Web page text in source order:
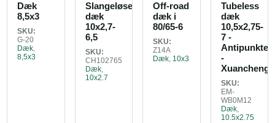
Dæk
8,5x3
SKU:
G-20
Dæk,
8,5x3
Slangeløse
dæk
10x2,7-
6,5
SKU:
CH102765
Dæk,
10x2.7
Off-road
dæk i
80/65-6
SKU:
Z14A
Dæk, 10x3
Tubeless
dæk
10,5x2,75-
7 -
-
Xuancheng
SKU:
EM-
WB0M12
Dæk,
10.5x2.75